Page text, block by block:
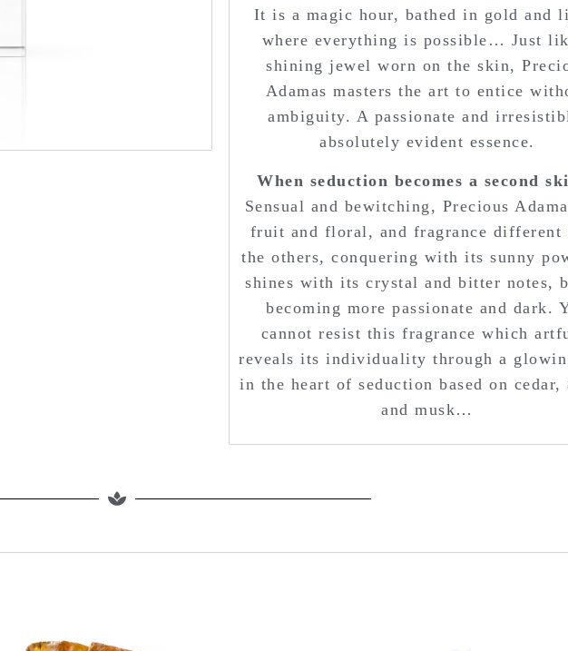
It is a magic hour, bathed in gold and
where everything is possible… Just
shining jewel worn on the skin,
Adamas masters the art to entice
ambiguity. A passionate and
absolutely evident essence.
When seduction becomes a second
Sensual and bewitching, Precious
fruit and floral, and fragrance different
the others, conquering with its sunny
shines with its crystal and bitter notes,
becoming more passionate and dark.
cannot resist this fragrance which
reveals its individuality through a
in the heart of seduction based on cedar,
and musk…